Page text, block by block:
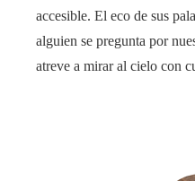
accesible. El eco de sus
alguien se pregunta por
atreve a mirar al cielo con